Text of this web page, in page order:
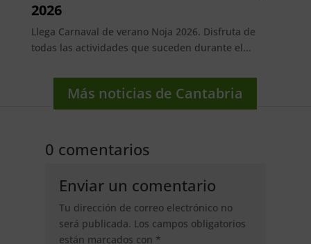
2026
Llega Carnaval de verano Noja 2026. Disfruta de
todas las actividades que suceden durante el...
Más noticias de Cantabria
0 comentarios
Enviar un comentario
Tu dirección de correo electrónico no
será publicada. Los campos obligatorios
están marcados con *